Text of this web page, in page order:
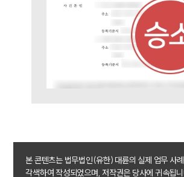
업무분야
업무
전체
이혼 양육비계산기
이혼전문변호사
본 콘텐츠는 법무법인(유한) 대륜의 실제 업무 사
각색하여 작성되었으며, 저작권은 당사에 귀속됩